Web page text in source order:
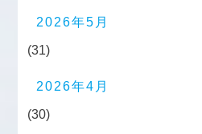
2026年5月
(31)
2026年4月
(30)